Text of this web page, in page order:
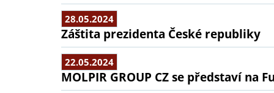
28.05.2024
Záštita prezidenta České republiky
22.05.2024
MOLPIR GROUP CZ se představí na